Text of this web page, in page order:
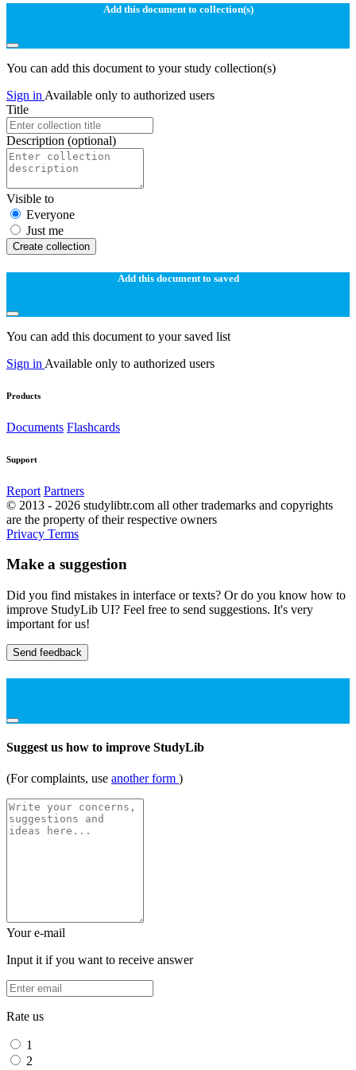
Add this document to collection(s)
You can add this document to your study collection(s)
Sign in Available only to authorized users
Title
Description (optional)
Visible to
Everyone
Just me
Create collection
Add this document to saved
You can add this document to your saved list
Sign in Available only to authorized users
Products
Documents Flashcards
Support
Report Partners
© 2013 - 2026 studylibtr.com all other trademarks and copyrights
are the property of their respective owners
Privacy Terms
Make a suggestion
Did you find mistakes in interface or texts? Or do you know how to
improve StudyLib UI? Feel free to send suggestions. It's very
important for us!
Send feedback
Suggest us how to improve StudyLib
(For complaints, use another form )
Your e-mail
Input it if you want to receive answer
Rate us
1
2